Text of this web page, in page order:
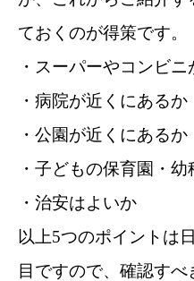
ておくのが得策です。
・スーパーやコンビ
・病院が近くにあるか
・公園が近くにあるか
・子どもの保育園・
・治安はよいか
以上5つのポイントは
目ですので、確認すべ